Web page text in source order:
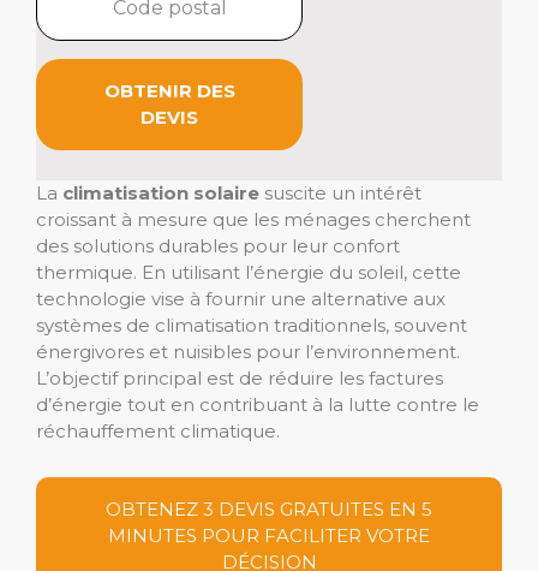
OBTENIR DES
DEVIS
La climatisation solaire suscite un intérêt
croissant à mesure que les ménages cherchent
des solutions durables pour leur confort
thermique. En utilisant l’énergie du soleil, cette
technologie vise à fournir une alternative aux
systèmes de climatisation traditionnels, souvent
énergivores et nuisibles pour l’environnement.
L’objectif principal est de réduire les factures
d’énergie tout en contribuant à la lutte contre le
réchauffement climatique.
OBTENEZ 3 DEVIS GRATUITES EN 5
MINUTES POUR FACILITER VOTRE
DÉCISION